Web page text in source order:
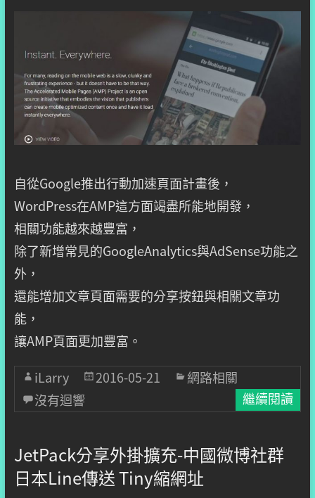
自從Google推出行動加速頁面計畫後，
WordPress在AMP這方面竭盡所能地開發，
相關功能越來越豐富，
除了新增常見的GoogleAnalytics與AdSense功能之
外，
還能增加文章頁面需要的分享按鈕與相關文章功
能，
讓AMP頁面更加豐富。
iLarry
2016-05-21
網路相關
沒有迴響
繼續閱讀
JetPack分享外掛擴充-中國微博社群
日本Line傳送 Tiny縮網址